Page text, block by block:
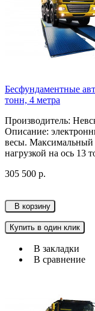
Бесфундаментные
тонн, 4 метра
Производитель:
Описание:
весы. Максимальный
нагрузкой на ось 13
305 500 р.
В корзину
Купить в один клик
В закладки
В сравнение